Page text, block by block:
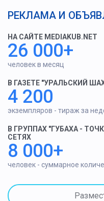
РЕКЛАМА И
НА САЙТЕ MEDIAKUB.NET
26 000+
человек в месяц
В ГАЗЕТЕ "УРАЛЬСКИЙ
4 200
экземпляров - тираж за
В ГРУППАХ "ГУБАХА -
СЕТЯХ
8 000+
человек - суммарное